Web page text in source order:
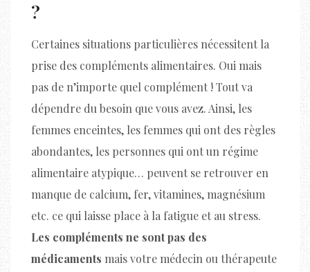
?
Certaines situations particulières nécessitent la
prise des compléments alimentaires. Oui mais
pas de n’importe quel complément ! Tout va
dépendre du besoin que vous avez. Ainsi, les
femmes enceintes, les femmes qui ont des règles
abondantes, les personnes qui ont un régime
alimentaire atypique… peuvent se retrouver en
manque de calcium, fer, vitamines, magnésium
etc. ce qui laisse place à la fatigue et au stress.
Les compléments ne sont pas des
médicaments mais votre médecin ou thérapeute